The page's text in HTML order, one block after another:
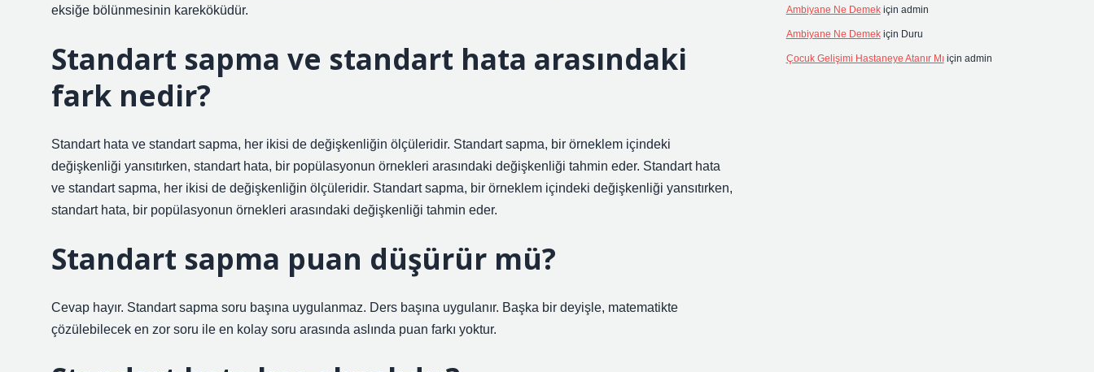
eksiğe bölünmesinin kareköküdür.
Standart sapma ve standart hata arasındaki
fark nedir?
Standart hata ve standart sapma, her ikisi de değişkenliğin ölçüleridir. Standart sapma, bir örneklem içindeki
değişkenliği yansıtırken, standart hata, bir popülasyonun örnekleri arasındaki değişkenliği tahmin eder. Standart hata
ve standart sapma, her ikisi de değişkenliğin ölçüleridir. Standart sapma, bir örneklem içindeki değişkenliği yansıtırken,
standart hata, bir popülasyonun örnekleri arasındaki değişkenliği tahmin eder.
Standart sapma puan düşürür mü?
Cevap hayır. Standart sapma soru başına uygulanmaz. Ders başına uygulanır. Başka bir deyişle, matematikte
çözülebilecek en zor soru ile en kolay soru arasında aslında puan farkı yoktur.
Ambiyane Ne Demekiçin admin
Ambiyane Ne Demekiçin Duru
Çocuk Gelişimi Hastaneye Atanır Mıiçin admin